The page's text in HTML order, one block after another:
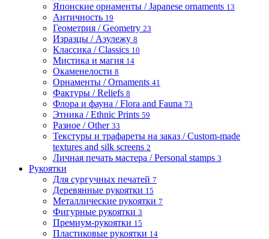
Японские орнаменты / Japanese ornaments 13
Античность 19
Геометрия / Geometry 23
Изразцы / Азулежу 8
Классика / Classics 10
Мистика и магия 14
Окаменелости 8
Орнаменты / Ornaments 41
Фактуры / Reliefs 8
Флора и фауна / Flora and Fauna 73
Этника / Ethnic Prints 59
Разное / Other 33
Текстуры и трафареты на заказ / Custom-made
textures and silk screens 2
Личная печать мастера / Personal stamps 3
Рукоятки
Для сургучных печатей 7
Деревянные рукоятки 15
Металлические рукоятки 7
Фигурные рукоятки 3
Премиум-рукоятки 15
Пластиковые рукоятки 14